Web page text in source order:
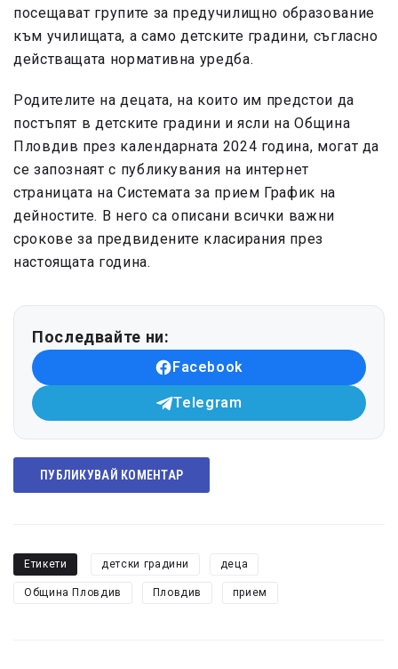
посещават групите за предучилищно образование
към училищата, а само детските градини, съгласно
действащата нормативна уредба.
Родителите на децата, на които им предстои да
постъпят в детските градини и ясли на Община
Пловдив през календарната 2024 година, могат да
се запознаят с публикувания на интернет
страницата на Системата за прием График на
дейностите. В него са описани всички важни
срокове за предвидените класирания през
настоящата година.
Последвайте ни:
Facebook
Telegram
ПУБЛИКУВАЙ КОМЕНТАР
Етикети детски градини деца
Община Пловдив Пловдив прием